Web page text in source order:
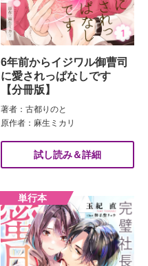
6年前からイジワル御曹司
に愛されっぱなしです
【分冊版】
著者：古都りのと
原作者：麻生ミカリ
試し読み＆詳細